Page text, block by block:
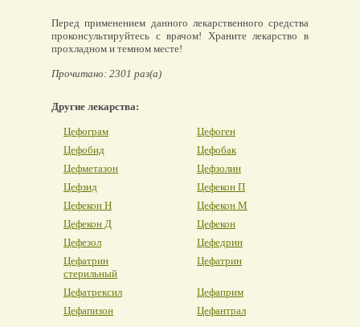
Перед применением данного лекарственного средства
проконсультируйтесь с врачом! Храните лекарство в
прохладном и темном месте!
Прочитано: 2301 раз(а)
Другие лекарства:
Цефограм
Цефоген
Цефобид
Цефобак
Цефметазон
Цефзолин
Цефзид
Цефекон П
Цефекон Н
Цефекон М
Цефекон Д
Цефекон
Цефезол
Цефедрин
Цефатрин
стерильный
Цефатрин
Цефатрексил
Цефаприм
Цефапизон
Цефантрал